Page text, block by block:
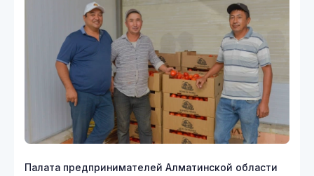
Палата предпринимателей Алматинской области